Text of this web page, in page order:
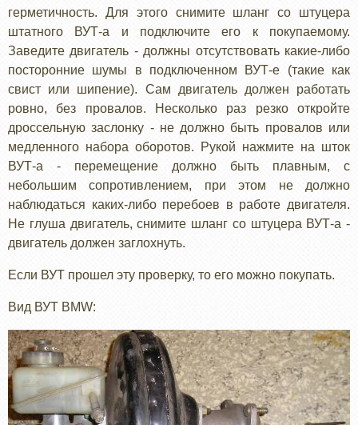
герметичность. Для этого снимите шланг со штуцера
штатного ВУТ-а и подключите его к покупаемому.
Заведите двигатель - должны отсутствовать какие-либо
посторонние шумы в подключенном ВУТ-е (такие как
свист или шипение). Сам двигатель должен работать
ровно, без провалов. Несколько раз резко откройте
дроссельную заслонку - не должно быть провалов или
медленного набора оборотов. Рукой нажмите на шток
ВУТ-а - перемещение должно быть плавным, с
небольшим сопротивлением, при этом не должно
наблюдаться каких-либо перебоев в работе двигателя.
Не глуша двигатель, снимите шланг со штуцера ВУТ-а -
двигатель должен заглохнуть.
Если ВУТ прошел эту проверку, то его можно покупать.
Вид ВУТ BMW: